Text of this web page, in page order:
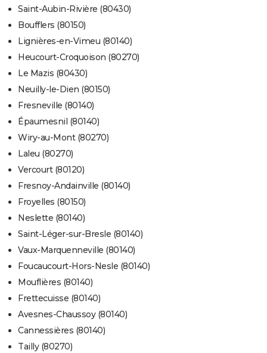
Saint-Aubin-Rivière (80430)
Boufflers (80150)
Lignières-en-Vimeu (80140)
Heucourt-Croquoison (80270)
Le Mazis (80430)
Neuilly-le-Dien (80150)
Fresneville (80140)
Épaumesnil (80140)
Wiry-au-Mont (80270)
Laleu (80270)
Vercourt (80120)
Fresnoy-Andainville (80140)
Froyelles (80150)
Neslette (80140)
Saint-Léger-sur-Bresle (80140)
Vaux-Marquenneville (80140)
Foucaucourt-Hors-Nesle (80140)
Mouflières (80140)
Frettecuisse (80140)
Avesnes-Chaussoy (80140)
Cannessières (80140)
Tailly (80270)